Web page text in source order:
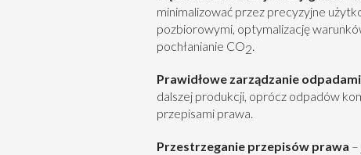
minimalizować przez precyzyjne
pozbiorowymi, optymalizację
pochłanianie CO2.
Prawidłowe zarządzanie odpadami
dalszej produkcji, oprócz odpadów
przepisami prawa.
Przestrzeganie przepisów prawa